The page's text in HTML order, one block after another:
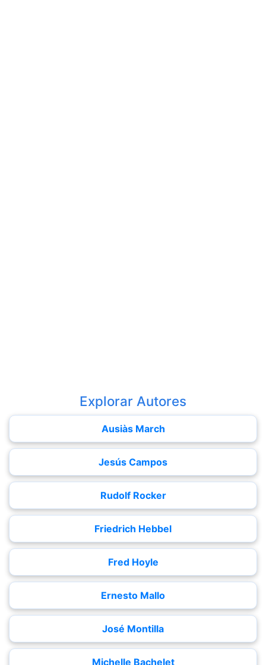
Explorar Autores
Ausiàs March
Jesús Campos
Rudolf Rocker
Friedrich Hebbel
Fred Hoyle
Ernesto Mallo
José Montilla
Michelle Bachelet